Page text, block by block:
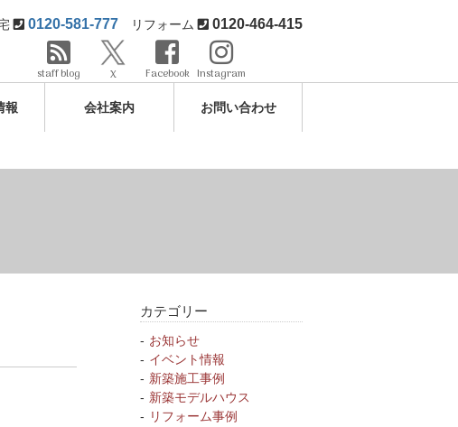
0120-581-777 リフォーム 0120-464-415
staff blog X Facebook Instagram
報 会社案内 お問い合わせ
カテゴリー
お知らせ
イベント情報
新築施工事例
新築モデルハウス
リフォーム事例